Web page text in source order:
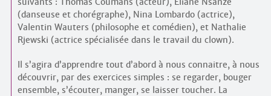
(danseuse et chorégraphe), Nina Lombardo (actrice),
Valentin Wauters (philosophe et comédien), et Nathalie
Rjewski (actrice spécialisée dans le travail du clown).
Il s’agira d’apprendre tout d’abord à nous connaitre, à nous
découvrir, par des exercices simples : se regarder, bouger
ensemble, s’écouter, manger, se laisser toucher. La